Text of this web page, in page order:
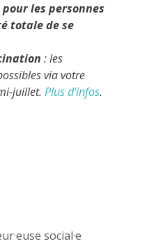
les personnes
totale de se
: les
via votre
juillet. Plus d'infos.
social·e